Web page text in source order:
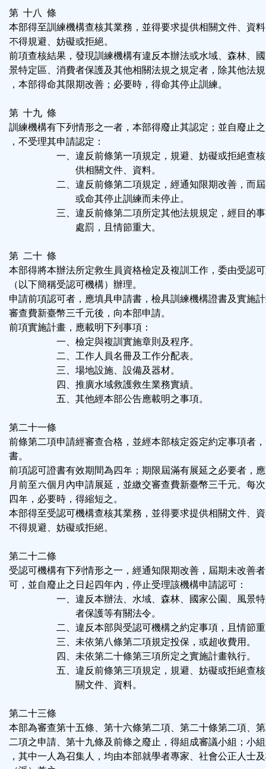
第 十八 條
本部得至訓練機構查核其業務，並得要求提供相關文件、資
不得規避、妨礙或拒絕。
前項查核結果，發現訓練機構有違反本辦法或水域、森林、
景特定區、消費者保護及其他相關法規之規定者，除其他法
，本部得命其限期改善；必要時，得命其停止訓練。
第 十九 條
訓練機構有下列情形之一者，本部得廢止其認定；並自廢止
，不受理其申請認定：
一、違反前條第一項規定，規避、妨礙或拒絕查核
供相關文件、資料。
二、違反前條第二項規定，經通知限期改善，而屆
或命其停止訓練而未停止。
三、違反前條第二項所定其他法規規定，經目的事
處罰，且情節重大。
第 二十 條
本部得將本辦法所定救生員資格檢定及複訓工作，委由受認
（以下簡稱受認可機構）辦理。
申請前項認可者，應填具申請書，檢具訓練機構證書及實施
審查費新臺幣三千元後，向本部申請。
前項實施計畫，應載明下列事項：
一、檢定與複訓實施章則及程序。
二、工作人員名冊及工作分配表。
三、場地設施、設備及器材。
四、推廣水域救護救生業務實績。
五、其他經本部公告應載明之事項。
第二十一條
前條第二項申請經審查合格，並經本部核定簽定約定事項者
書。
前項認可證書有效期間為四年；期限屆滿有展延之必要者，
月前至六個月內申請展延，並繳交審查費新臺幣三千元。每
四年，必要時，得縮短之。
本部得至受認可機構查核其業務，並得要求提供相關文件、
不得規避、妨礙或拒絕。
第二十二條
受認可機構有下列情形之一，經通知限期改善，屆期未改善
可，並自廢止之日起四年內，停止受理該機構申請認可：
一、違反本辦法、水域、森林、國家公園、風景特
者保護等有關法令。
二、違反本部與受認可機構之約定事項，且情節重
三、未依第八條第二項規定投保，或超收費用。
四、未依第二十條第三項所定之實施計畫執行。
五、違反前條第三項規定，規避、妨礙或拒絕查核
關文件、資料。
第二十三條
本部為審查第十五條、第十六條第二項、第二十條第二項、
二項之申請、第十九條及前條之廢止，得組成審議小組；小
，其中一人為召集人，均由本部就學者專家、社會公正人士